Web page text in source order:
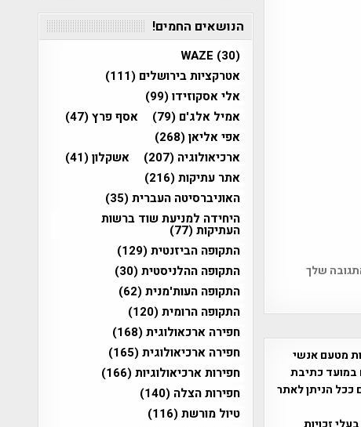
שלך
מטעם אנשי
במועד כתיבת
ככל הניתן לאתר
הנושאים החמים!
WAZE (30)
אטרקציות בירושלים (111)
אלי אסקוזידו(99)
אמיל אלג'ם (79) אסף פרץ(47)
אפי אליאן(268)
ארכיאולוגיה (207) אשקלון(41)
אתר עתיקות(216)
האוניברסיטה העברית(35)
היחידה למניעת שוד ברשות
העתיקות(77)
התקופה הביזנטית(129)
התקופה ההלניסטית(30)
התקופה העות'מנית(62)
התקופה הרומית(120)
חפירה ארכאולוגית(168)
חפירה ארכיאולוגית(165)
חפירות ארכיאולוגיות(166)
חפירות הצלה (140)
טיול מורשת(116)